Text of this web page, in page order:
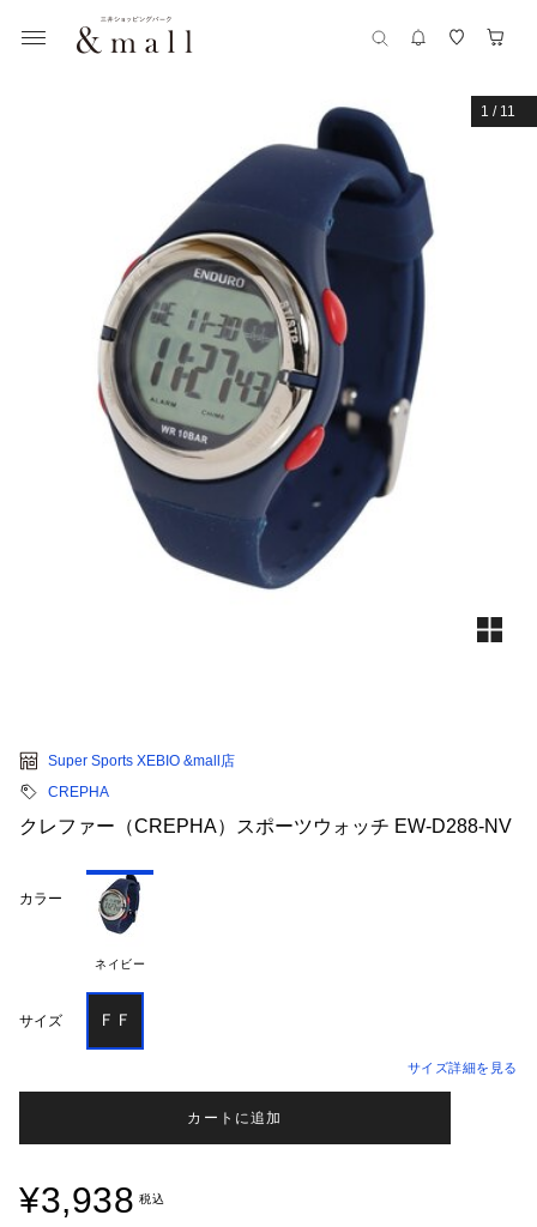
1 / 11
Super Sports XEBIO &mall店
CREPHA
クレファー（CREPHA）スポーツウォッチ EW-D288-NV
カラー
ネイビー
サイズ ＦＦ
サイズ詳細を見る
カートに追加
¥3,938 税込